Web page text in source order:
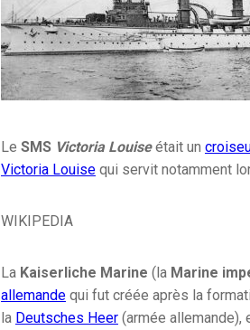
Le SMS Victoria Louiseétait un
Victoria Louisequi servit notamment
WIKIPEDIA
La Kaiserliche Marine (la Marine
allemandequi fut créée après la
la Deutsches Heer(armée allemande),